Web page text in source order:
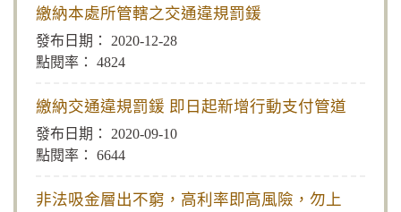
繳納本處所管轄之交通違規罰鍰
2020-12-28
4824
繳納交通違規罰鍰 即日起新增行動支付管道
2020-09-10
6644
非法吸金層出不窮，高利率即高風險，勿上